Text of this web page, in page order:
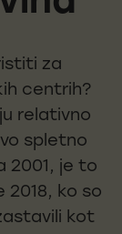
za
centrih?
relativno
spletno
2001, je to
2018, ko so
kot